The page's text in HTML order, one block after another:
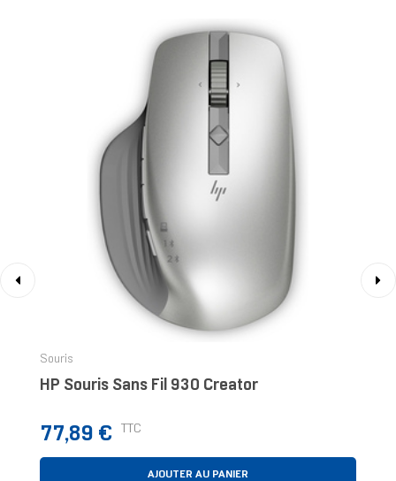
Souris
HP Souris Sans Fil 930 Creator
Prix
77,89 € TTC
AJOUTER AU PANIER